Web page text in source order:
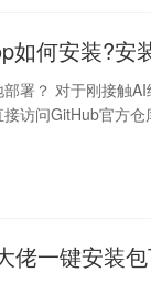
如何安装?安
署？ 对于刚接触
访问GitHub官方
佬一键安装